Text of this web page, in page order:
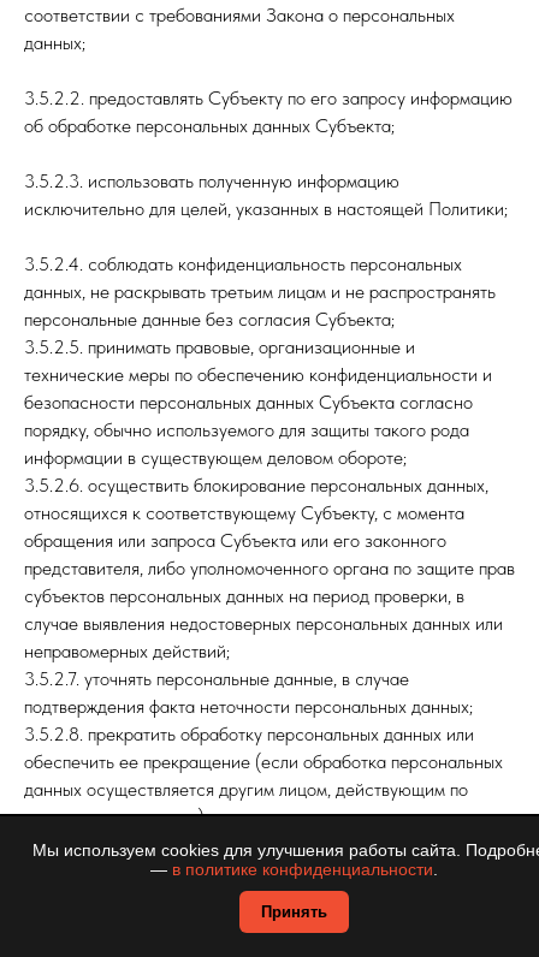
Мы используем cookies для улучшения работы сайта.
— в политике конфиденциальности
Принять
соответствии с требованиями Закона о персональных
данных;
3.5.2.2. предоставлять Субъекту по его запросу информацию
об обработке персональных данных Субъекта;
3.5.2.3. использовать полученную информацию
исключительно для целей, указанных в настоящей Политики;
3.5.2.4. соблюдать конфиденциальность персональных
данных, не раскрывать третьим лицам и не распространять
персональные данные без согласия Субъекта;
3.5.2.5. принимать правовые, организационные и
технические меры по обеспечению конфиденциальности и
безопасности персональных данных Субъекта согласно
порядку, обычно используемого для защиты такого рода
информации в существующем деловом обороте;
3.5.2.6. осуществить блокирование персональных данных,
относящихся к соответствующему Субъекту, с момента
обращения или запроса Субъекта или его законного
представителя, либо уполномоченного органа по защите прав
субъектов персональных данных на период проверки, в
случае выявления недостоверных персональных данных или
неправомерных действий;
3.5.2.7. уточнять персональные данные, в случае
подтверждения факта неточности персональных данных;
3.5.2.8. прекратить обработку персональных данных или
обеспечить ее прекращение (если обработка персональных
данных осуществляется другим лицом, действующим по
поручению оператора) и уничтожить персональные данные
или обеспечить их уничтожение (если обработка
персональных данных осуществляется другим лицом,
действующим по поручению оператора) в срок, не
превышающий тридцати дней с даты достижения цели